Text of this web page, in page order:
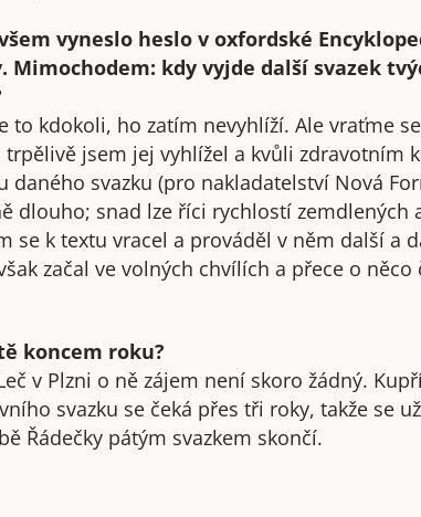
vyneslo heslo v oxfordské
Mimochodem: kdy vyjde další svazek
to kdokoli, ho zatím nevyhlíží. Ale vraťme
trpělivě jsem jej vyhlížel a kvůli zdravotním
daného svazku (pro nakladatelství Nová
dlouho; snad lze říci rychlostí zemdlených
se k textu vracel a prováděl v něm další a
začal ve volných chvílích a přece o
koncem roku?
v Plzni o ně zájem není skoro žádný.
svazku se čeká přes tři roky, takže se
Řádečky pátým svazkem skončí.